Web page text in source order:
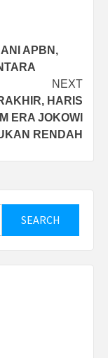
APBN,
NEXT
HARIS
ERA JOKOWI
RENDAH